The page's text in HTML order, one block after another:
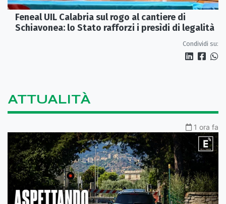
Feneal UIL Calabria sul rogo al cantiere di
Schiavonea: lo Stato rafforzi i presìdi di legalità
Condividi su:
ATTUALITÀ
1 ora fa